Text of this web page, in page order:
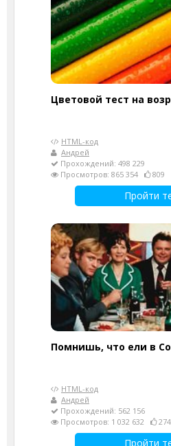
Цветовой тест на
HTML-код
Андрей
Прохождений: 498 229
Просмотров: 865 354
809
Пройти
Помнишь, что ели в
HTML-код
Андрей
Прохождений: 562 156
Просмотров: 1 032 632
274
Пройти